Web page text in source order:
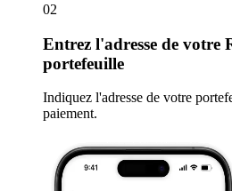
02
Entrez l'adresse de votre
portefeuille
Indiquez l'adresse de votre
paiement.